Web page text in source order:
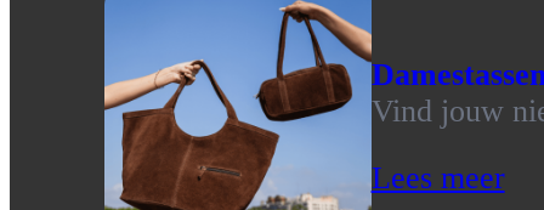
Vind jouw
Lees meer